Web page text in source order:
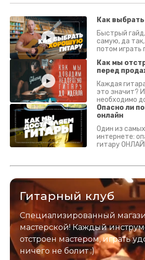
Как
Быстрый
самую, да
потом играть
Как мы
перед
Каждая
это значит?
необходимо
гитары? Если
Подробно - в
Опасно ли
онлайн
Один из
интернете:
гитару ОНЛАЙН? Хм,
застрахован.
Гитарный клуб
Специализированный
мастерской! Каждый
отстроен мастером, играть
ничего не болит :)